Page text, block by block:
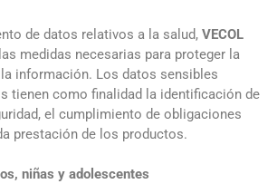
de datos relativos a la salud, VECOL
medidas necesarias para proteger la
información. Los datos sensibles
tienen como finalidad la identificación de
el cumplimiento de obligaciones
prestación de los productos.
niñas y adolescentes